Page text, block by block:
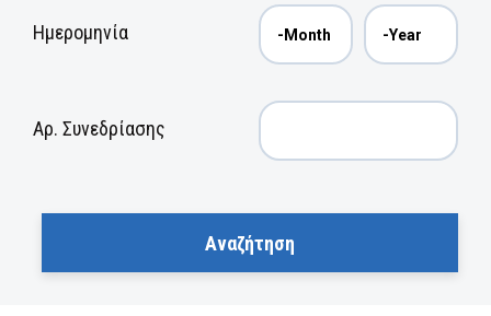
Ημερομηνία
Αρ. Συνεδρίασης